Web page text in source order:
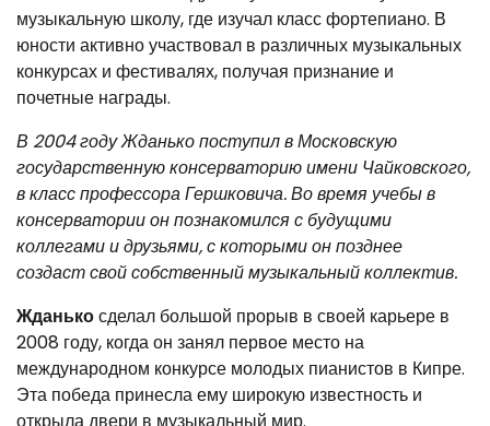
музыкальную школу, где изучал класс фортепиано. В
юности активно участвовал в различных музыкальных
конкурсах и фестивалях, получая признание и
почетные награды.
В 2004 году Жданько поступил в Московскую
государственную консерваторию имени Чайковского,
в класс профессора Гершковича. Во время учебы в
консерватории он познакомился с будущими
коллегами и друзьями, с которыми он позднее
создаст свой собственный музыкальный коллектив.
Жданькосделал большой прорыв в своей карьере в
2008 году, когда он занял первое место на
международном конкурсе молодых пианистов в Кипре.
Эта победа принесла ему широкую известность и
открыла двери в музыкальный мир.